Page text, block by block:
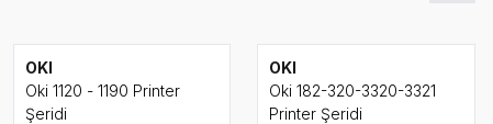
OKI
Oki 1120 - 1190 Printer
Şeridi
OKI
Oki 182-320-3320-3321
Printer Şeridi